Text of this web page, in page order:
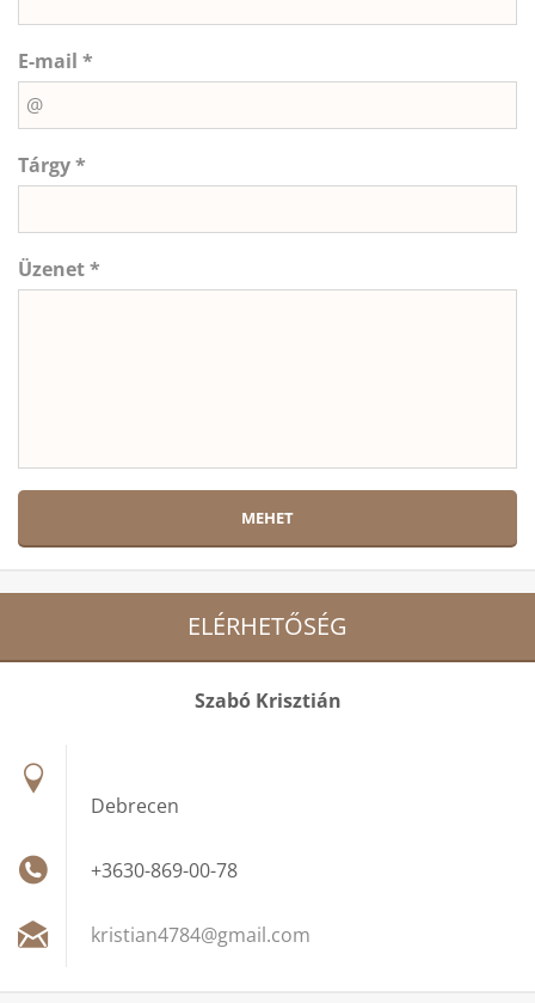
E-mail *
Tárgy *
Üzenet *
ELÉRHETŐSÉG
Szabó Krisztián
Debrecen
+3630-869-00-78
kristian4784@gmail.com